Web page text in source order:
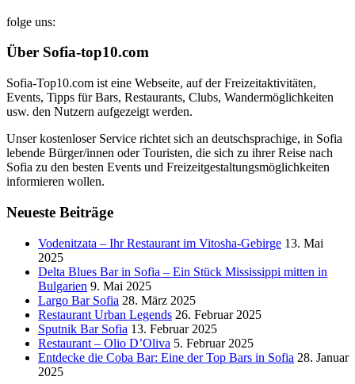
folge uns:
Über Sofia-top10.com
Sofia-Top10.com ist eine Webseite, auf der Freizeitaktivitäten,
Events, Tipps für Bars, Restaurants, Clubs, Wandermöglichkeiten
usw. den Nutzern aufgezeigt werden.
Unser kostenloser Service richtet sich an deutschsprachige, in Sofia
lebende Bürger/innen oder Touristen, die sich zu ihrer Reise nach
Sofia zu den besten Events und Freizeitgestaltungsmöglichkeiten
informieren wollen.
Neueste Beiträge
Vodenitzata – Ihr Restaurant im Vitosha-Gebirge 13. Mai
2025
Delta Blues Bar in Sofia – Ein Stück Mississippi mitten in
Bulgarien 9. Mai 2025
Largo Bar Sofia 28. März 2025
Restaurant Urban Legends 26. Februar 2025
Sputnik Bar Sofia 13. Februar 2025
Restaurant – Olio D’Oliva 5. Februar 2025
Entdecke die Coba Bar: Eine der Top Bars in Sofia 28. Januar
2025